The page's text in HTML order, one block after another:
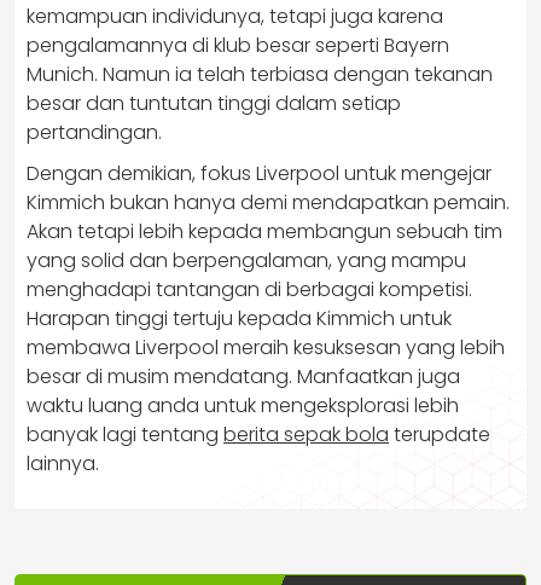
kemampuan individunya, tetapi juga karena
pengalamannya di klub besar seperti Bayern
Munich. Namun ia telah terbiasa dengan tekanan
besar dan tuntutan tinggi dalam setiap
pertandingan.
Dengan demikian, fokus Liverpool untuk mengejar
Kimmich bukan hanya demi mendapatkan pemain.
Akan tetapi lebih kepada membangun sebuah tim
yang solid dan berpengalaman, yang mampu
menghadapi tantangan di berbagai kompetisi.
Harapan tinggi tertuju kepada Kimmich untuk
membawa Liverpool meraih kesuksesan yang lebih
besar di musim mendatang. Manfaatkan juga
waktu luang anda untuk mengeksplorasi lebih
banyak lagi tentang berita sepak bola terupdate
lainnya.